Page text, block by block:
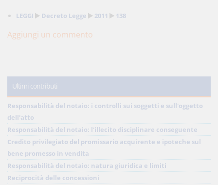
LEGGI Decreto Legge 2011 138
Aggiungi un commento
Ultimi contributi
Responsabilità del notaio: i controlli sui soggetti e sull'oggetto
dell'atto
Responsabilità del notaio: l'illecito disciplinare conseguente
Credito privilegiato del promissario acquirente e ipoteche sul
bene promesso in vendita
Responsabilità del notaio: natura giuridica e limiti
Reciprocità delle concessioni